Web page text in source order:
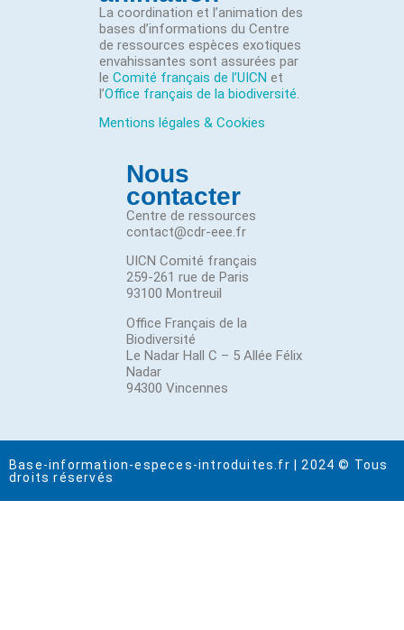
La coordination et l’animation des
bases d’informations du Centre
de ressources espèces exotiques
envahissantes sont assurées par
le Comité français de l’UICN et
l’Office français de la biodiversité.
Mentions légales & Cookies
Nous
contacter
Centre de ressources
contact@cdr-eee.fr
UICN Comité français
259-261 rue de Paris
93100 Montreuil
Office Français de la
Biodiversité
Le Nadar Hall C – 5 Allée Félix
Nadar
94300 Vincennes
Base-information-especes-introduites.fr | 2024 © Tous
droits réservés